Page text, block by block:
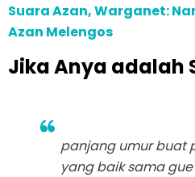
Suara Azan, Warganet:
Azan Melengos
Jika Anya adalah
panjang umur buat
yang baik sama